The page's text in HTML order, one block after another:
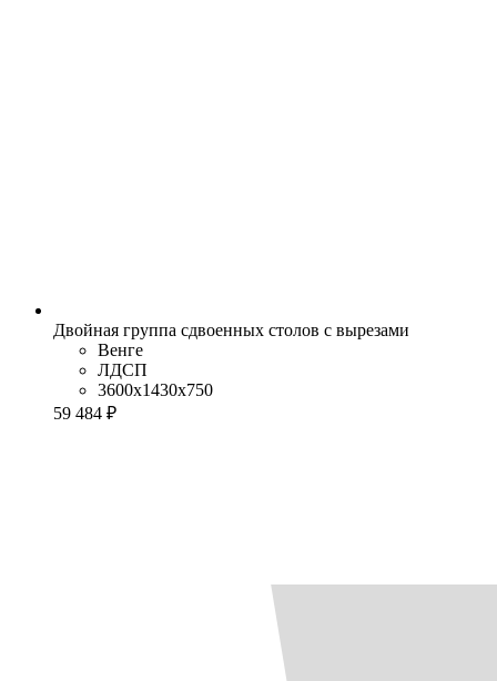
Двойная группа сдвоенных столов с вырезами
Венге
ЛДСП
3600x1430x750
59 484 ₽